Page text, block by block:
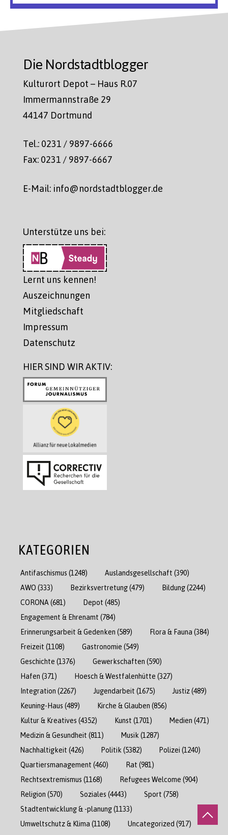
Die Nordstadtblogger
Kulturort Depot – Haus R.07
Immermannstraße 29
44147 Dortmund
Tel.: 0231 / 9897-6666
Fax: 0231 / 9897-6667
E-Mail: info@nordstadtblogger.de
Unterstütze uns bei:
Lernt uns kennen!
Auszeichnungen
Mitgliedschaft
Impressum
Datenschutz
HIER SIND WIR AKTIV:
KATEGORIEN
Antifaschismus (1248) Auslandsgesellschaft (390)
AWO (333) Bezirksvertretung(479) Bildung(2244)
CORONA (681) Depot (485)
Engagement & Ehrenamt (784)
Erinnerungsarbeit & Gedenken (589) Flora & Fauna (384)
Freizeit (1108) Gastronomie (549)
Geschichte (1376) Gewerkschaften (590)
Hafen (371) Hoesch & Westfalenhütte (327)
Integration (2267) Jugendarbeit (1675) Justiz(489)
Keuning-Haus (489) Kirche & Glauben (856)
Kultur & Kreatives (4352) Kunst (1701) Medien (471)
Medizin & Gesundheit (811) Musik (1287)
Nachhaltigkeit (426) Politik (5382) Polizei (1240)
Quartiersmanagement (460) Rat (981)
Rechtsextremismus (1168) Refugees Welcome (904)
Religion (570) Soziales (4443) Sport (758)
Stadtentwicklung & -planung(1133)
Umweltschutz & Klima (1108) Uncategorized (917)